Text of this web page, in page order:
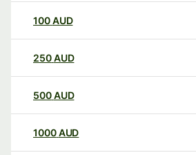
100AUD
250AUD
500AUD
1000AUD